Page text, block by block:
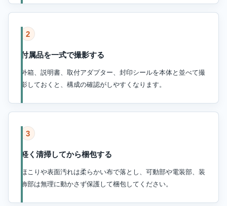
2
付属品を一式で撮影する
外箱、説明書、取付アダプター、封印シールを本体と並べて撮
影しておくと、構成の確認がしやすくなります。
3
軽く清掃してから梱包する
ほこりや表面汚れは柔らかい布で落とし、可動部や電装部、装
飾部は無理に動かさず保護して梱包してください。